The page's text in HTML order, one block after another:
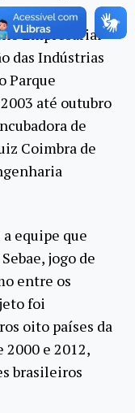
(Faperj)
Empresarial
das Indústrias
Parque
até outubro
de
Coimbra de
equipe que
jogo de
entre os
foi
oito países da
2000 e 2012,
brasileiros